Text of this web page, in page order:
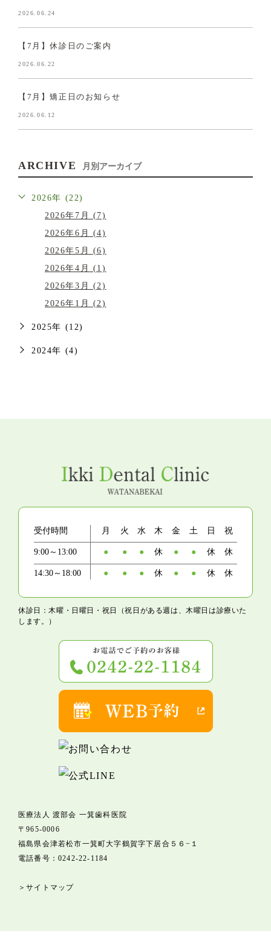
2026.06.24
【7月】休診日のご案内
2026.06.22
【7月】矯正日のお知らせ
2026.06.12
ARCHIVE 月別アーカイブ
2026年 (22)
2026年7月 (7)
2026年6月 (4)
2026年5月 (6)
2026年4月 (1)
2026年3月 (2)
2026年1月 (2)
2025年 (12)
2024年 (4)
受付時間 月 火 水 木 金 土 日 祝
9:00～13:00 ● ● ● 休 ● ● 休 休
14:30～18:00 ● ● ● 休 ● ● 休 休
休診日：木曜・日曜日・祝日（祝日がある週は、木曜日は診療いた
します。）
医療法人 渡部会 一箕歯科医院
〒965-0006
福島県会津若松市一箕町大字鶴賀字下居合５６−１
電話番号： 0242-22-1184
＞サイトマップ